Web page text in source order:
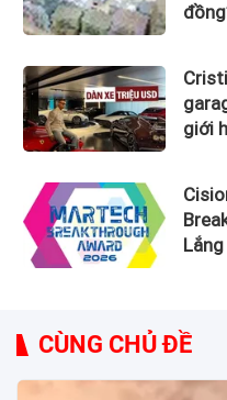
giới
CÙNG CHỦ ĐỀ